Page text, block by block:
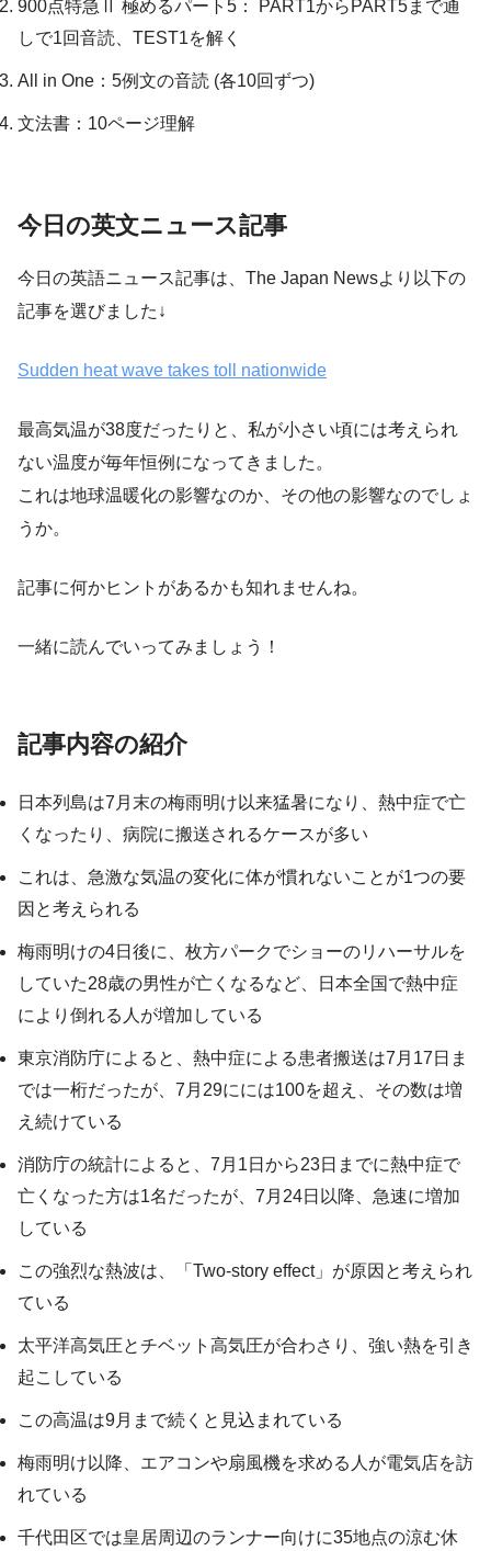
900点特急Ⅱ 極めるパート5： PART1からPART5まで通
しで1回音読、TEST1を解く
All in One：5例文の音読 (各10回ずつ)
文法書：10ページ理解
今日の英文ニュース記事
今日の英語ニュース記事は、The Japan Newsより以下の
記事を選びました↓
Sudden heat wave takes toll nationwide
最高気温が38度だったりと、私が小さい頃には考えられ
ない温度が毎年恒例になってきました。
これは地球温暖化の影響なのか、その他の影響なのでしょ
うか。
記事に何かヒントがあるかも知れませんね。
一緒に読んでいってみましょう！
記事内容の紹介
日本列島は7月末の梅雨明け以来猛暑になり、熱中症で亡
くなったり、病院に搬送されるケースが多い
これは、急激な気温の変化に体が慣れないことが1つの要
因と考えられる
梅雨明けの4日後に、枚方パークでショーのリハーサルを
していた28歳の男性が亡くなるなど、日本全国で熱中症
により倒れる人が増加している
東京消防庁によると、熱中症による患者搬送は7月17日ま
では一桁だったが、7月29にには100を超え、その数は増
え続けている
消防庁の統計によると、7月1日から23日までに熱中症で
亡くなった方は1名だったが、7月24日以降、急速に増加
している
この強烈な熱波は、「Two-story effect」が原因と考えられ
ている
太平洋高気圧とチベット高気圧が合わさり、強い熱を引き
起こしている
この高温は9月まで続くと見込まれている
梅雨明け以降、エアコンや扇風機を求める人が電気店を訪
れている
千代田区では皇居周辺のランナー向けに35地点の涼む休